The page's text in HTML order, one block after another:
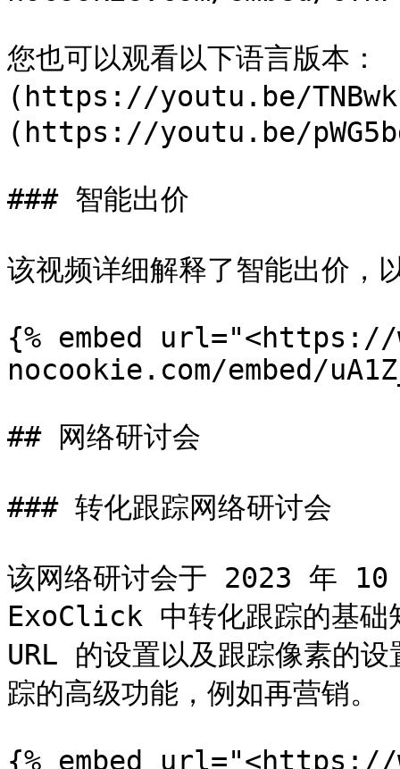
您也可以观看以下语言版本
(https://youtu.be/
(https://youtu.be/
### 智能出价
该视频详细解释了智能出价，
{% embed url="<https://
nocookie.com/embed/
## 网络研讨会
### 转化跟踪网络研讨会
该网络研讨会于 2023 年
ExoClick 中转化跟踪的基础
URL 的设置以及跟踪像素的
踪的高级功能，例如再营销。
{% embed url="<https://